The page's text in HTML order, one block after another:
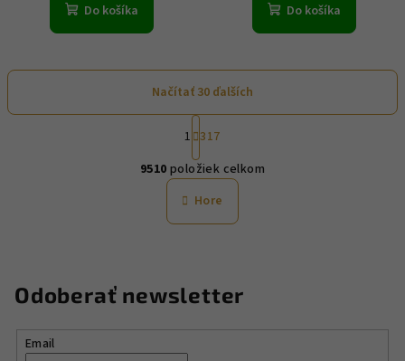
Do košíka Do košíka
v
l
á
i
Načítať 30 ďalších
S
t
á
n
k
o
i
e
1 317
9510 položiek celkom
Hore
Odoberať newsletter
Email